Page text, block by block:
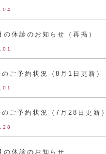
の休診のお知らせ（再掲）
のご予約状況（8月1日更新）
のご予約状況（7月28日更新）
の休診のお知らせ